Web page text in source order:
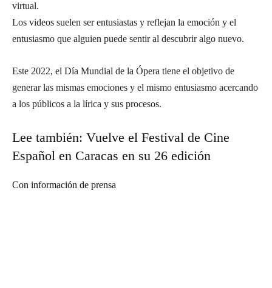
virtual.
Los videos suelen ser entusiastas y reflejan la emoción y el
entusiasmo que alguien puede sentir al descubrir algo nuevo.
Este 2022, el Día Mundial de la Ópera tiene el objetivo de
generar las mismas emociones y el mismo entusiasmo acercando
a los públicos a la lírica y sus procesos.
Lee también: Vuelve el Festival de Cine
Español en Caracas en su 26 edición
Con información de prensa